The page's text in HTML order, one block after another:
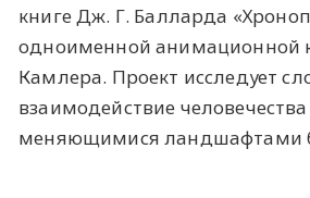
книге Дж. Г. Балларда
одноименной анимационной
Камлера. Проект исследует
взаимодействие
меняющимися ландшафтами